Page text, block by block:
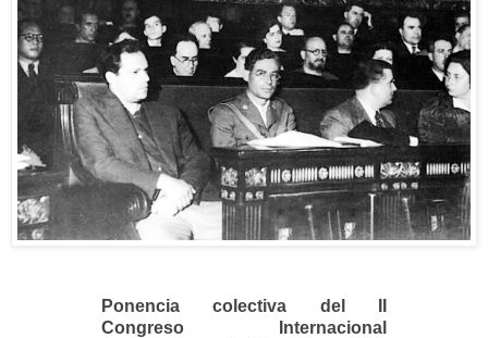
Ponencia colectiva del II
Congreso Internacional